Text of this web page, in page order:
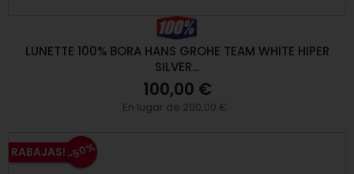
LUNETTE 100% BORA HANS GROHE TEAM WHITE HIPER
SILVER...
100,00 €
En lugar de 200,00 €
RABAJAS!-50%